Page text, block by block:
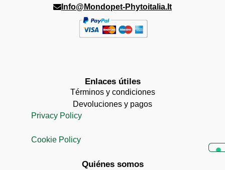
Info@mondopet-Phytoitalia.it
Enlaces útiles
Términos y condiciones
Devoluciones y pagos
Privacy Policy
Cookie Policy
Quiénes somos